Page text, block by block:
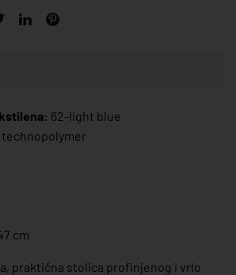
62-light blue
technopolymer
cm
praktična stolica profinjenog i vrlo